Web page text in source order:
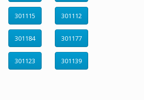
301115 301112
301184 301177
301123 301139